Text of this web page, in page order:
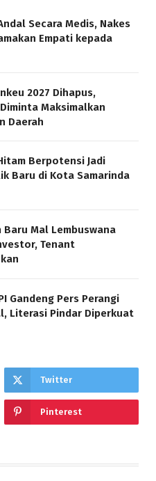
Secara Medis, Nakes
Empati kepada
2027 Dihapus,
Maksimalkan
Daerah
Berpotensi Jadi
Baru di Kota Samarinda
Baru Mal Lembuswana
Tenant
Gandeng Pers Perangi
Literasi Pindar Diperkuat
Twitter
Pinterest